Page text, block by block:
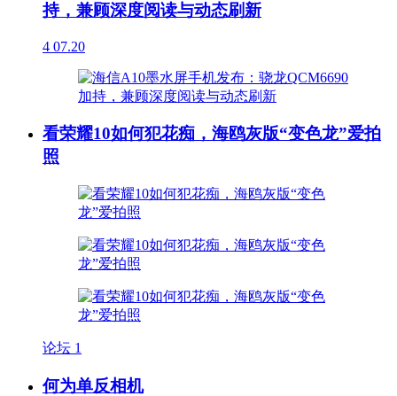
持，兼顾深度阅读与动态刷新
4 07.20
看荣耀10如何犯花痴，海鸥灰版“变色龙”爱拍
照
论坛 1
何为单反相机